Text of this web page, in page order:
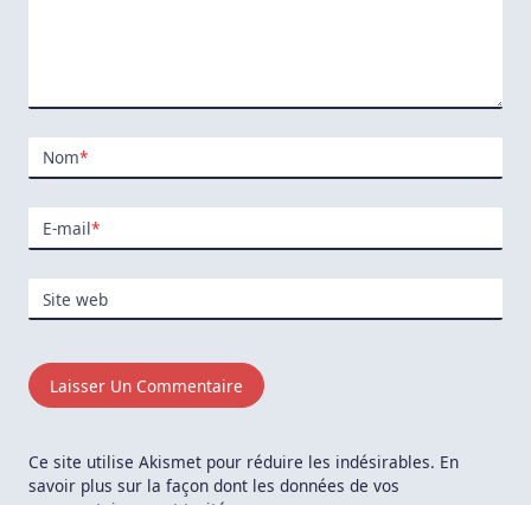
Nom*
E-mail*
Site web
Ce site utilise Akismet pour réduire les indésirables. En
savoir plus sur la façon dont les données de vos